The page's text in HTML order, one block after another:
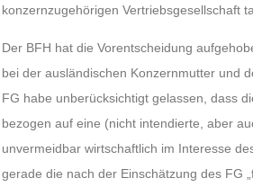
konzernzugehörigen Vertriebsgesellschaft
Der BFH hat die Vorentscheidung
bei der ausländischen Konzernmutter und
FG habe unberücksichtigt gelassen, dass
bezogen auf eine (nicht intendierte, aber
unvermeidbar wirtschaftlich im Interesse
gerade die nach der Einschätzung des FG